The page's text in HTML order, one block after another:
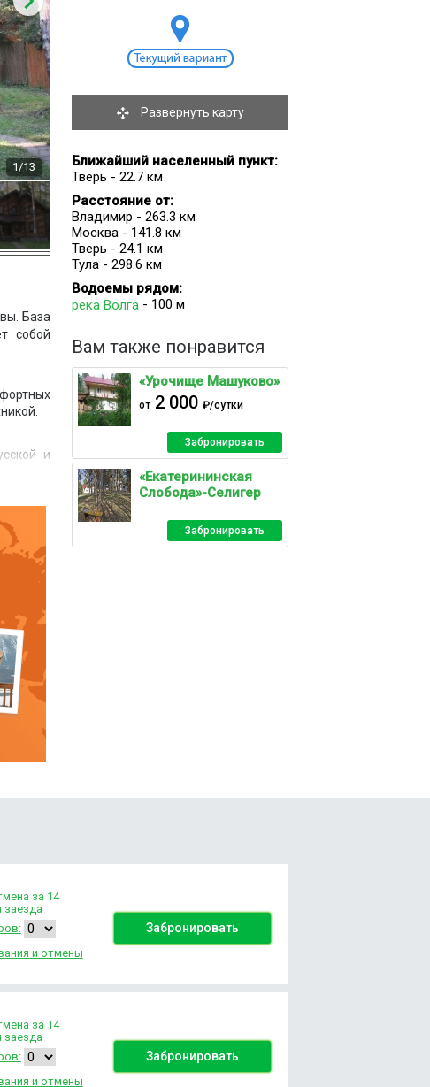
1/13
База
собой
и
Развернуть карту
Ближайший населенный пункт:
Тверь - 22.7 км
Расстояние от:
Владимир - 263.3 км
Москва - 141.8 км
Тверь - 24.1 км
Тула - 298.6 км
Водоемы рядом:
река Волга - 100 м
Вам также понравится
«Урочище Машуково»
от2 000 ₽/сутки
Забронировать
«Екатерининская
Слобода»-Селигер
Забронировать
за 14
заезда
и отмены
Забронировать
за 14
заезда
и отмены
Забронировать